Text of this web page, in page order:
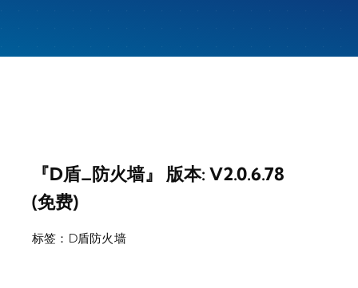
『D盾_防火墙』 版本: V2.0.6.78
(免费)
标签： D盾防火墙